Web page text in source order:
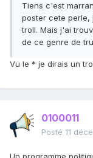
Tiens c'est
poster cete perle,
troll. Mais j'ai
de ce genre de
Vu le * je dirais un
0100011
Posté 11